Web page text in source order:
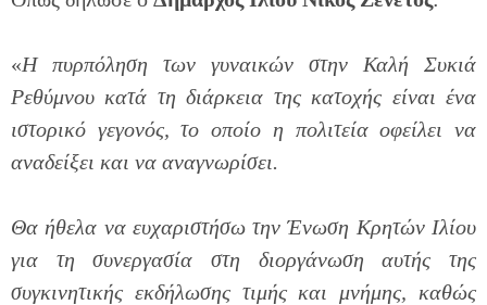
«Η πυρπόληση των γυναικών στην Καλή Συκιά
Ρεθύμνου κατά τη διάρκεια της κατοχής είναι ένα
ιστορικό γεγονός, το οποίο η πολιτεία οφείλει να
αναδείξει και να αναγνωρίσει.
Θα ήθελα να ευχαριστήσω την Ένωση Κρητών Ιλίου
για τη συνεργασία στη διοργάνωση αυτής της
συγκινητικής εκδήλωσης τιμής και μνήμης, καθώς